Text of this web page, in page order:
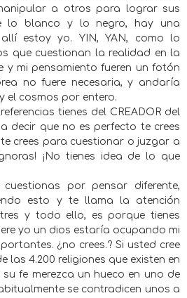
a otros para lograr sus
lo blanco y lo negro, hay una
estoy yo. YIN, YAN, como lo
que cuestionan la realidad en la
y mi pensamiento fueren un fotón
no fuere necesaria, y andaría
el cosmos por entero.
tienes del CREADOR del
decir que no es perfecto te crees
crees para cuestionar o juzgar a
¡No tienes idea de lo que
por pensar diferente,
esto y te llama la atención
y todo ello, es porque tienes
yo un dios estaría ocupando mi
¿no crees.? Si usted cree
las 4.200 religiones que existen en
fe merezca un hueco en uno de
se contradicen unos a